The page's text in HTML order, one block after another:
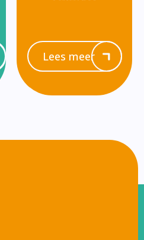
Lees meer